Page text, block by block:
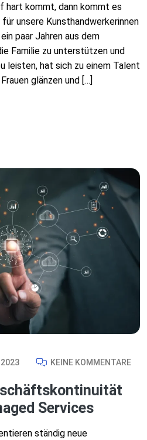
hart kommt, dann kommt es
unsere Kunsthandwerkerinnen
paar Jahren aus dem
Familie zu unterstützen und
leisten, hat sich zu einem Talent
glänzen und […]
KEINE KOMMENTARE
Services
ständig neue